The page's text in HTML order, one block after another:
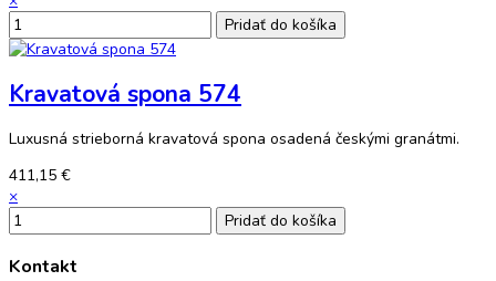
Kravatová spona 574
Luxusná strieborná kravatová spona osadená českými granátmi.
411,15 €
×
Kontakt